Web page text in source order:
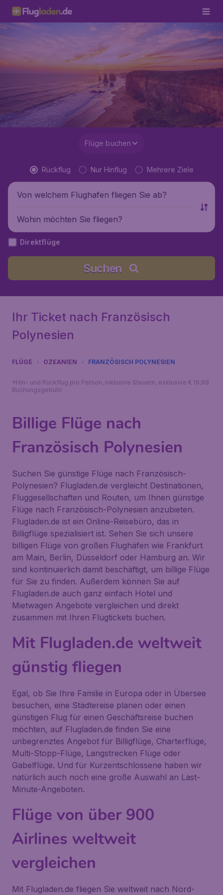
Flüge buchen
Rückflug Nur Hinflug Mehrere Ziele
Von welchem Flughafen fliegen Sie ab?
Wohin möchten Sie fliegen?
Direktflüge
Suchen
Ihr Ticket nach Französisch
Polynesien
FLÜGE OZEANIEN FRANZÖSISCH POLYNESIEN
*Hin- und Rückflug pro Person, inklusive Steuern, exklusive € 19,99
Buchungsgebühr.
Billige Flüge nach
Französisch Polynesien
Suchen Sie günstige Flüge nach Französisch-
Polynesien? Flugladen.de vergleicht Destinationen,
Fluggesellschaften und Routen, um Ihnen günstige
Flüge nach Französisch-Polynesien anzubieten.
Flugladen.de ist ein Online-Reisebüro, das in
Billigflüge spezialisiert ist. Sehen Sie sich unsere
billigen Flüge von großen Flughäfen wie Frankfurt
am Main, Berlin, Düsseldorf oder Hamburg an. Wir
sind kontinuierlich damit beschäftigt, um billige Flüge
für Sie zu finden. Außerdem können Sie auf
Flugladen.de auch ganz einfach Hotel und
Mietwagen Angebote vergleichen und direkt
zusammen mit Ihren Flugtickets buchen.
Mit Flugladen.de weltweit
günstig fliegen
Egal, ob Sie Ihre Familie in Europa oder in Übersee
besuchen, eine Städtereise planen oder einen
günstigen Flug für einen Geschäftsreise buchen
möchten, auf Flugladen.de finden Sie eine
unbegrenztes Angebot für Billigflüge, Charterflüge,
Multi-Stopp-Flüge, Langstrecken Flüge oder
Gabelflüge. Und für Kurzentschlossene haben wir
natürlich auch noch eine große Auswahl an Last-
Minute-Angeboten.
Flüge von über 900
Airlines weltweit
vergleichen
Mit Flugladen.de fliegen Sie weltweit nach Nord-